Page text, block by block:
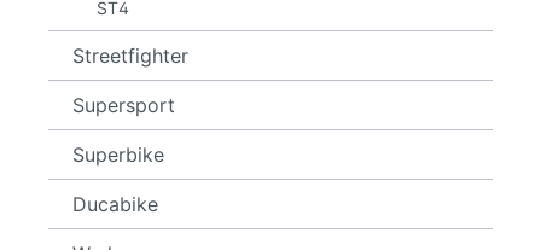
ST4
Streetfighter
Supersport
Superbike
Ducabike